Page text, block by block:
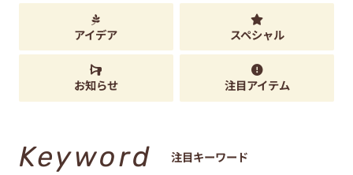
アイデア スペシャル
お知らせ 注目アイテム
Keyword 注目キーワード